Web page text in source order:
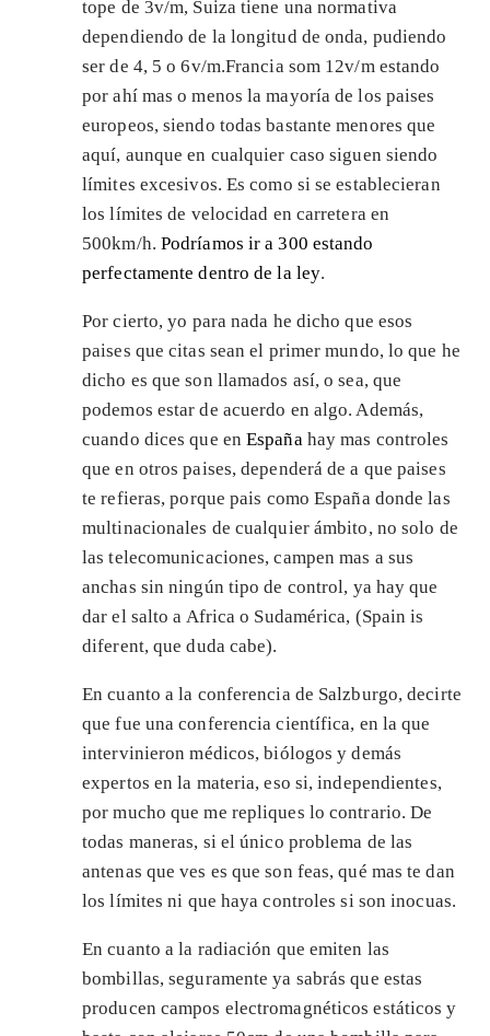
tope de 3v/m, Suiza tiene una normativa
dependiendo de la longitud de onda, pudiendo
ser de 4, 5 o 6v/m.Francia som 12v/m estando
por ahí mas o menos la mayoría de los paises
europeos, siendo todas bastante menores que
aquí, aunque en cualquier caso siguen siendo
límites excesivos. Es como si se establecieran
los límites de velocidad en carretera en
500km/h. Podríamos ir a 300 estando
perfectamente dentro de la ley.
Por cierto, yo para nada he dicho que esos
paises que citas sean el primer mundo, lo que he
dicho es que son llamados así, o sea, que
podemos estar de acuerdo en algo. Además,
cuando dices que enEspaña hay mas controles
que en otros paises, dependerá de a que paises
te refieras, porque pais como España donde las
multinacionales de cualquier ámbito, no solo de
las telecomunicaciones, campen mas a sus
anchas sin ningún tipo de control, ya hay que
dar el salto a Africa o Sudamérica, (Spain is
diferent, que duda cabe).
En cuanto a la conferencia de Salzburgo, decirte
que fue una conferencia científica, en la que
intervinieron médicos, biólogos y demás
expertos en la materia, eso si, independientes,
por mucho que me repliques lo contrario. De
todas maneras, si el único problema de las
antenas que ves es que son feas, qué mas te dan
los límites ni que haya controles si son inocuas.
En cuanto a la radiación que emiten las
bombillas, seguramente ya sabrás que estas
producen campos electromagnéticos estáticos y